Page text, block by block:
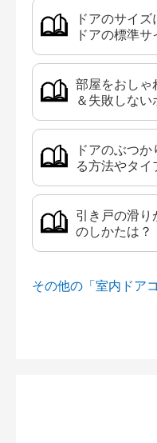
ドアのサイ
ドアの標準サ
部屋をおしゃ
＆失敗しない
ドアのぶつ
る方法やタ
引き戸の滑り
のしかたは？
その他の「室内ドア